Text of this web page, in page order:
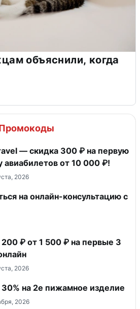
объяснили, когда
— скидка 300 ₽ на первую
авиабилетов от 10 000 ₽!
2026
на онлайн-консультацию с
₽ от 1 500 ₽ на первые 3
2026
на 2е пижамное изделие
2026